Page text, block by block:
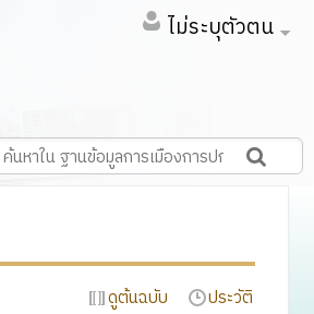
ไม่ระบุตัวตน
ดูต้นฉบับ ประวัติ